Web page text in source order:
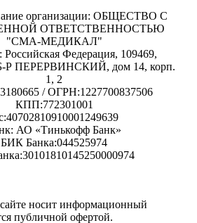
организации: ОБЩЕСТВО С
ОТВЕТСТВЕННОСТЬЮ
"СМА-МЕДИКАЛ"
Федерация, 109469,
ПЕРЕРВИНСКИЙ, дом 14, корп.
1, 2
/ ОГРН:1227700837506
КПП:772301001
АО «Тинькофф Банк»
БИК Банка:044525974
носит информационный
публичной офертой.